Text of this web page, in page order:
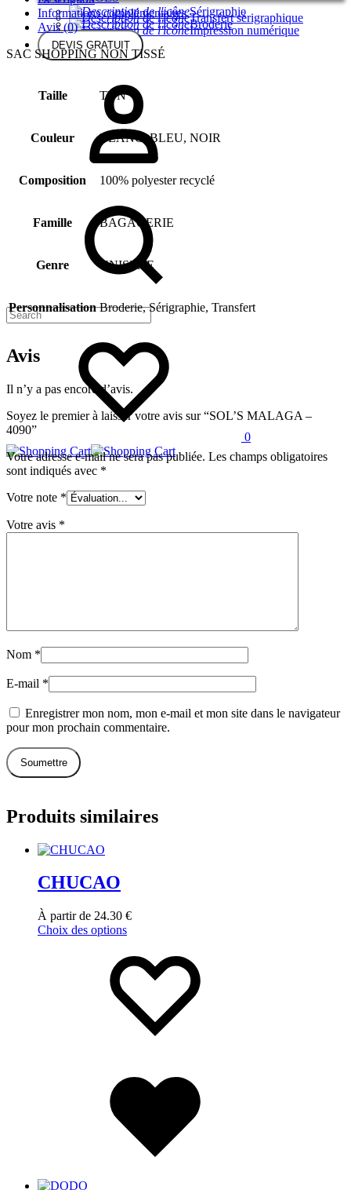
Sérigraphie
Transfert sérigraphique
Broderie
Impression numérique
DEVIS GRATUIT
0
Informations complémentaires
Avis (0)
SAC SHOPPING NON TISSÉ
Taille TUN
Couleur BLANC, BLEU, NOIR
Composition 100% polyester recyclé
Famille BAGAGERIE
Genre UNISEXE
Personnalisation Broderie, Sérigraphie, Transfert
Avis
Il n’y a pas encore d’avis.
Soyez le premier à laisser votre avis sur “SOL’S MALAGA –
4090”
Votre adresse e-mail ne sera pas publiée. Les champs obligatoires
sont indiqués avec *
Votre note *
Votre avis *
Nom *
E-mail *
Enregistrer mon nom, mon e-mail et mon site dans le navigateur
pour mon prochain commentaire.
Produits similaires
CHUCAO
À partir de 24.30 €
Choix des options